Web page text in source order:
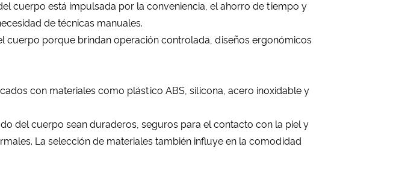
cuerpo está impulsada por la conveniencia, el ahorro de tiempo y
de técnicas manuales.
porque brindan operación controlada, diseños ergonómicos
con materiales como plástico ABS, silicona, acero inoxidable y
del cuerpo sean duraderos, seguros para el contacto con la piel y
La selección de materiales también influye en la comodidad